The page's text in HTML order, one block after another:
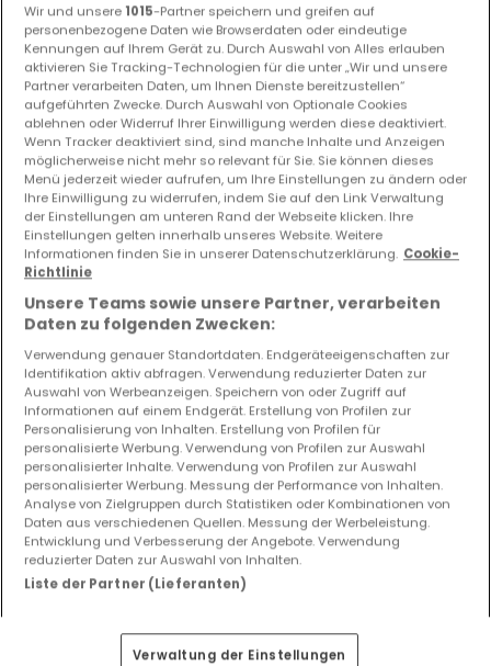
Einfamilienhaus 5 Schlafzimmer zum Kauf inMertert
1.795.000 €
240 m² 5 3 4
EXKLUSIV AUF ATHOME
Wir und unsere 1015-Partner speichern und greifen auf
personenbezogene Daten wie Browserdaten oder eindeutige
Kennungen auf Ihrem Gerät zu. Durch Auswahl von Alles erlauben
aktivieren Sie Tracking-Technologien für die unter „Wir und unsere
Partner verarbeiten Daten, um Ihnen Dienste bereitzustellen“
aufgeführten Zwecke. Durch Auswahl von Optionale Cookies
ablehnen oder Widerruf Ihrer Einwilligung werden diese deaktiviert.
Wenn Tracker deaktiviert sind, sind manche Inhalte und Anzeigen
möglicherweise nicht mehr so relevant für Sie. Sie können dieses
Menü jederzeit wieder aufrufen, um Ihre Einstellungen zu ändern oder
Ihre Einwilligung zu widerrufen, indem Sie auf den Link Verwaltung
der Einstellungen am unteren Rand der Webseite klicken. Ihre
Einstellungen gelten innerhalb unseres Website. Weitere
Informationen finden Sie in unserer Datenschutzerklärung. Cookie-
Richtlinie
Unsere Teams sowie unsere Partner, verarbeiten
Daten zu folgenden Zwecken:
Verwendung genauer Standortdaten. Endgeräteeigenschaften zur
Identifikation aktiv abfragen. Verwendung reduzierter Daten zur
Auswahl von Werbeanzeigen. Speichern von oder Zugriff auf
Informationen auf einem Endgerät. Erstellung von Profilen zur
Personalisierung von Inhalten. Erstellung von Profilen für
personalisierte Werbung. Verwendung von Profilen zur Auswahl
personalisierter Inhalte. Verwendung von Profilen zur Auswahl
personalisierter Werbung. Messung der Performance von Inhalten.
Analyse von Zielgruppen durch Statistiken oder Kombinationen von
Daten aus verschiedenen Quellen. Messung der Werbeleistung.
Entwicklung und Verbesserung der Angebote. Verwendung
reduzierter Daten zur Auswahl von Inhalten.
Liste der Partner (Lieferanten)
Verwaltung der Einstellungen